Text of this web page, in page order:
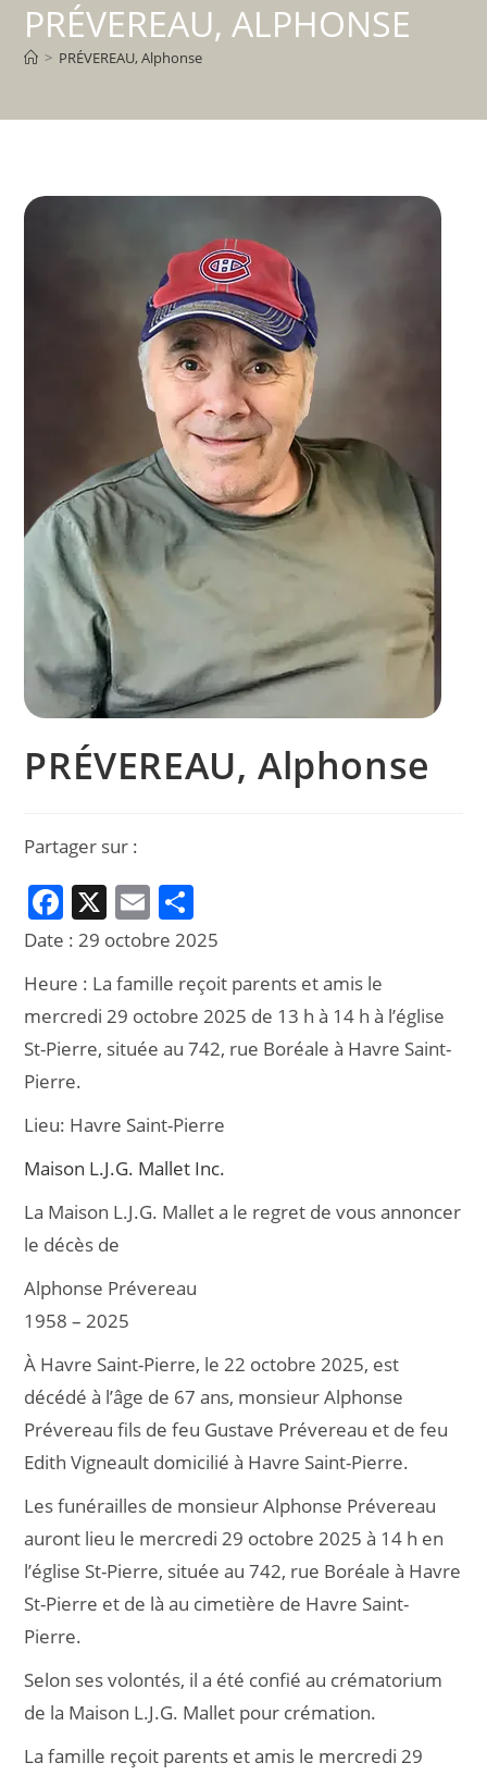
PRÉVEREAU, ALPHONSE
> PRÉVEREAU, Alphonse
PRÉVEREAU, Alphonse
Partager sur :
F
a
c
e
b
o
o
k
X E
m
ai
l
ar
ta
g
er
Date :29 octobre 2025
Heure : La famille reçoit parents et amis le
mercredi 29 octobre 2025 de 13 h à 14 h à l’église
St-Pierre, située au 742, rue Boréale à Havre Saint-
Pierre.
Lieu: Havre Saint-Pierre
Maison L.J.G. Mallet Inc.
La Maison L.J.G. Mallet a le regret de vous annoncer
le décès de
Alphonse Prévereau
1958 – 2025
À Havre Saint-Pierre, le 22 octobre 2025, est
décédé à l’âge de 67 ans, monsieur Alphonse
Prévereau fils de feu Gustave Prévereau et de feu
Edith Vigneault domicilié à Havre Saint-Pierre.
Les funérailles de monsieur Alphonse Prévereau
auront lieu le mercredi 29 octobre 2025 à 14 h en
l’église St-Pierre, située au 742, rue Boréale à Havre
St-Pierre et de là au cimetière de Havre Saint-
Pierre.
Selon ses volontés, il a été confié au crématorium
de la Maison L.J.G. Mallet pour crémation.
La famille reçoit parents et amis le mercredi 29